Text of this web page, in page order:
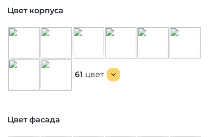
Цвет корпуса
61 цвет
Цвет фасада